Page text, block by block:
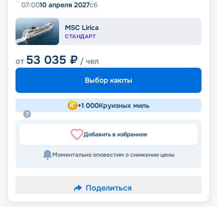
07:0010 апреля 2027сб
MSC Lirica
СТАНДАРТ
от 53 035 ₽ / чел
Выбор каюты
+1 000Круизных миль
Добавить в избранное
Моментально оповестим о снижении цены
Поделиться